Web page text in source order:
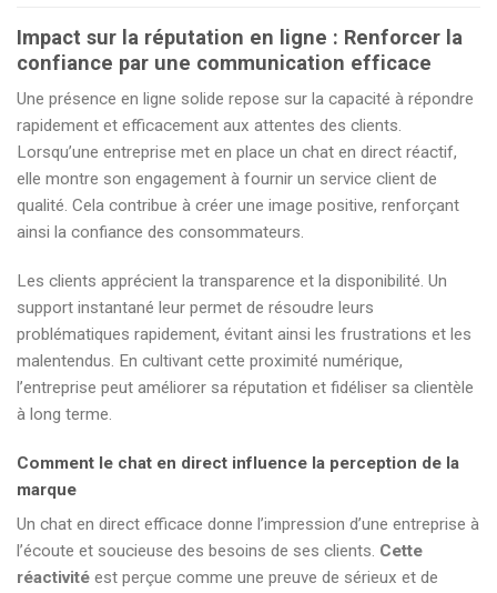
Impact sur la réputation en ligne : Renforcer la
confiance par une communication efficace
Une présence en ligne solide repose sur la capacité à répondre
rapidement et efficacement aux attentes des clients.
Lorsqu’une entreprise met en place un chat en direct réactif,
elle montre son engagement à fournir un service client de
qualité. Cela contribue à créer une image positive, renforçant
ainsi la confiance des consommateurs.
Les clients apprécient la transparence et la disponibilité. Un
support instantané leur permet de résoudre leurs
problématiques rapidement, évitant ainsi les frustrations et les
malentendus. En cultivant cette proximité numérique,
l’entreprise peut améliorer sa réputation et fidéliser sa clientèle
à long terme.
Comment le chat en direct influence la perception de la
marque
Un chat en direct efficace donne l’impression d’une entreprise à
l’écoute et soucieuse des besoins de ses clients. Cette
réactivité est perçue comme une preuve de sérieux et de